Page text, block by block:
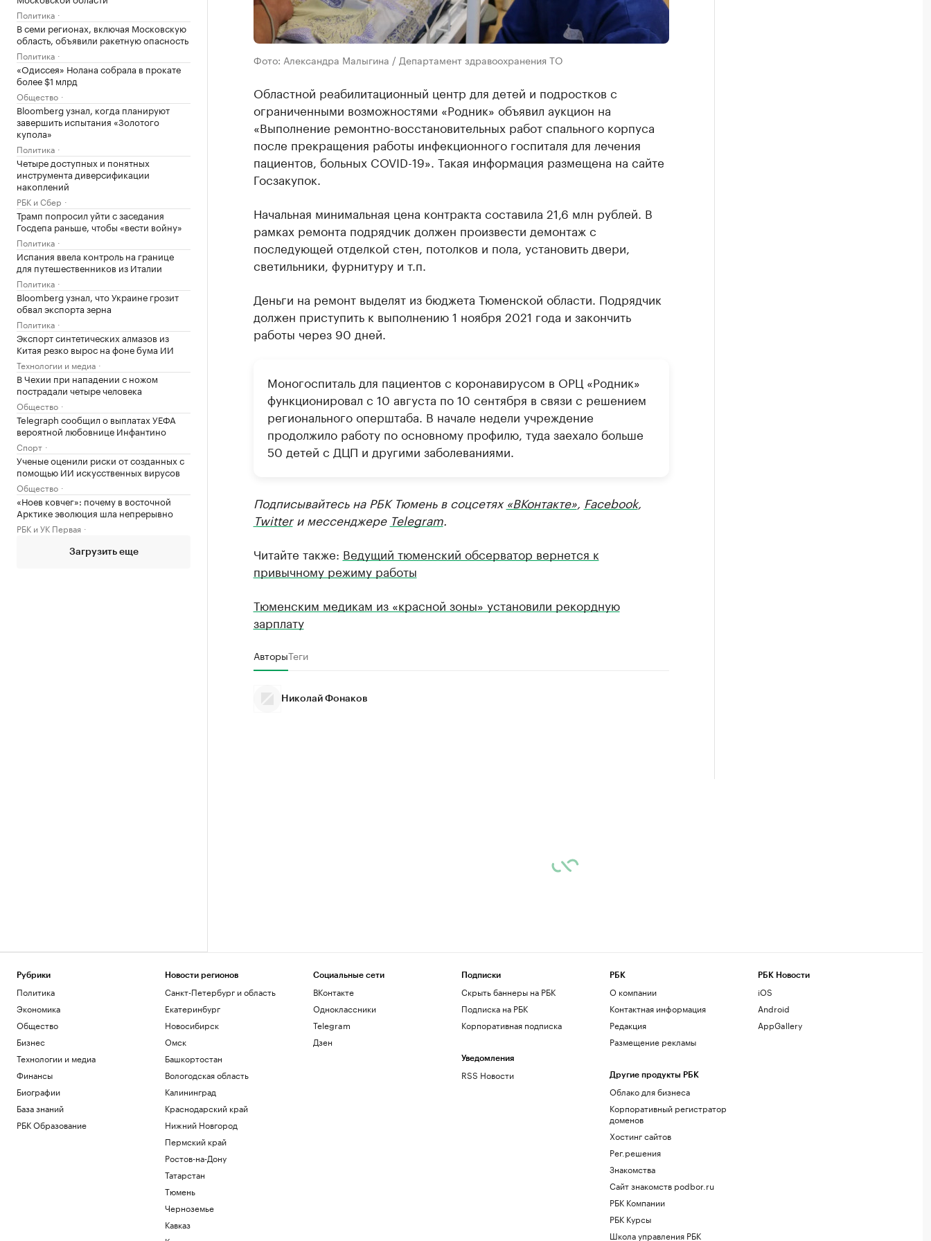
Политика
В семи регионах, включая Московскую
область, объявили ракетную опасность
Политика
«Одиссея» Нолана собрала в прокате
более $1 млрд
Общество
Bloomberg узнал, когда планируют
завершить испытания «Золотого
купола»
Политика
Четыре доступных и понятных
инструмента диверсификации
накоплений
РБК и Сбер
Трамп попросил уйти с заседания
Госдепа раньше, чтобы «вести войну»
Политика
Испания ввела контроль на границе
для путешественников из Италии
Политика
Bloomberg узнал, что Украине грозит
обвал экспорта зерна
Политика
Экспорт синтетических алмазов из
Китая резко вырос на фоне бума ИИ
Технологии и медиа
В Чехии при нападении с ножом
пострадали четыре человека
Общество
Telegraph сообщил о выплатах УЕФА
вероятной любовнице Инфантино
Спорт
Ученые оценили риски от созданных с
помощью ИИ искусственных вирусов
Общество
«Ноев ковчег»: почему в восточной
Арктике эволюция шла непрерывно
РБК и УК Первая
Загрузить еще
Фото: Александра Малыгина / Департамент здравоохранения ТО
Областной реабилитационный центр для детей и подростков с
ограниченными возможностями «Родник» объявил аукцион на
«Выполнение ремонтно-восстановительных работ спального корпуса
после прекращения работы инфекционного госпиталя для лечения
пациентов, больных COVID-19». Такая информация размещена на сайте
Госзакупок.
Начальная минимальная цена контракта составила 21,6 млн рублей. В
рамках ремонта подрядчик должен произвести демонтаж с
последующей отделкой стен, потолков и пола, установить двери,
светильники, фурнитуру и т.п.
Деньги на ремонт выделят из бюджета Тюменской области. Подрядчик
должен приступить к выполнению 1 ноября 2021 года и закончить
работы через 90 дней.
Моногоспиталь для пациентов с коронавирусом в ОРЦ «Родник»
функционировал с 10 августа по 10 сентября в связи с решением
регионального оперштаба. В начале недели учреждение
продолжило работу по основному профилю, туда заехало больше
50 детей с ДЦП и другими заболеваниями.
Подписывайтесь на РБК Тюмень в соцсетях«ВКонтакте», Facebook,
Twitterи мессенджере Telegram.
Читайте также: Ведущий тюменский обсерватор вернется к
привычному режиму работы
Тюменским медикам из «красной зоны» установили рекордную
зарплату
АвторыТеги
Николай Фонаков
Рубрики
Политика
Экономика
Общество
Бизнес
Технологии и медиа
Финансы
Биографии
База знаний
РБК Образование
Новости регионов
Санкт-Петербург и область
Екатеринбург
Новосибирск
Омск
Башкортостан
Вологодская область
Калининград
Краснодарский край
Нижний Новгород
Пермский край
Ростов-на-Дону
Татарстан
Тюмень
Черноземье
Кавказ
Социальные сети
ВКонтакте
Одноклассники
Telegram
Дзен
Подписки
Скрыть баннеры на РБК
Подписка на РБК
Корпоративная подписка
Уведомления
RSS Новости
РБК
О компании
Контактная информация
Редакция
Размещение рекламы
Другие продукты РБК
Облако для бизнеса
Корпоративный регистратор
доменов
Хостинг сайтов
Рег.решения
Знакомства
Сайт знакомств podbor.ru
РБК Компании
РБК Курсы
Школа управления РБК
РБК Новости
iOS
Android
AppGallery